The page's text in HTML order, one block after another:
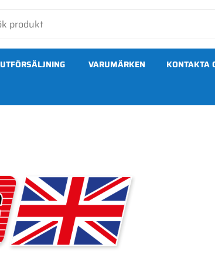
UTFÖRSÄLJNING VARUMÄRKEN KONTAKTA